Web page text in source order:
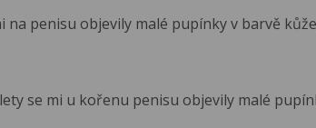
na penisu objevily malé pupínky v barvě
se mi u kořenu penisu objevily malé